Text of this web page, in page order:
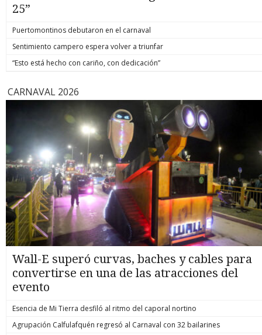
25”
Puertomontinos debutaron en el carnaval
Sentimiento campero espera volver a triunfar
“Esto está hecho con cariño, con dedicación”
CARNAVAL 2026
Wall-E superó curvas, baches y cables para
convertirse en una de las atracciones del
evento
Esencia de Mi Tierra desfiló al ritmo del caporal nortino
Agrupación Calfulafquén regresó al Carnaval con 32 bailarines